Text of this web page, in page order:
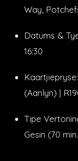
Way,
Datums &
16:30
(Aanlyn) |
Tipe
Gesin (70